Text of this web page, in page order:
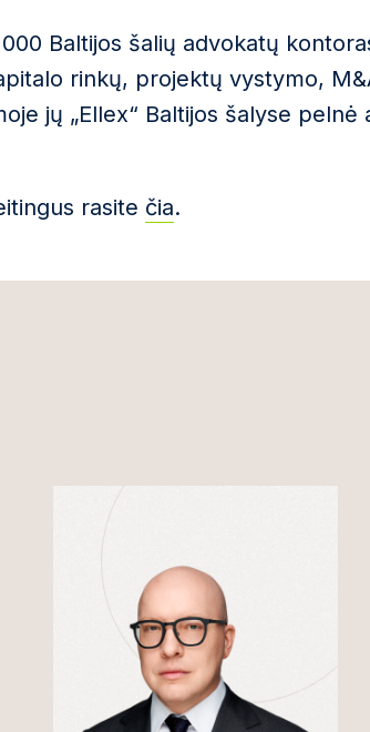
Baltijos šalių advokatų
rinkų, projektų vystymo,
jų „Ellex“ Baltijos šalyse pelnė
rasite čia.